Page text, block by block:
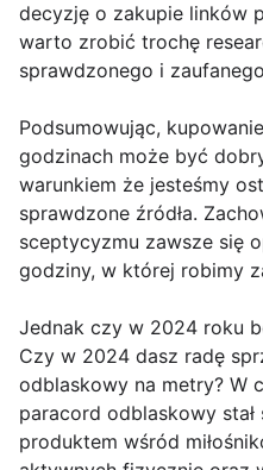
decyzję o zakupie linków
warto zrobić trochę
sprawdzonego i
Podsumowując,
godzinach może być
warunkiem że jesteśmy
sprawdzone źródła.
sceptycyzmu zawsze się
godziny, w której robimy
Jednak czy w 2024 roku
Czy w 2024 dasz radę
odblaskowy na metry? W
paracord odblaskowy
produktem wśród